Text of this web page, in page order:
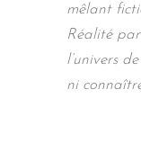
mêlant
Réalité
l’univers
ni